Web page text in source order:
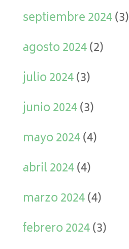
septiembre 2024(3)
agosto 2024(2)
julio 2024(3)
junio 2024(3)
mayo 2024(4)
abril 2024(4)
marzo 2024(4)
febrero 2024(3)